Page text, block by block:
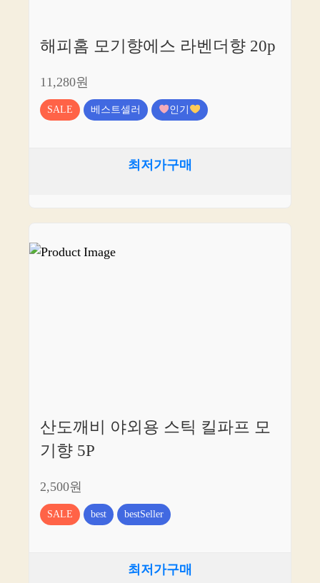
해피홈 모기향에스 라벤더향 20p
11,280원
SALE 베스트셀러 인기
최저가구매
산도깨비 야외용 스틱 킬파프 모
기향 5P
2,500원
SALE best bestSeller
최저가구매